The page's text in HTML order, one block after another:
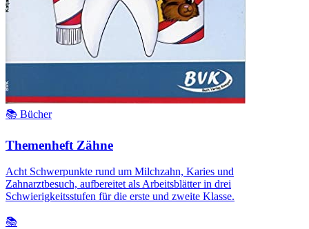
📚 Bücher
Themenheft Zähne
Acht Schwerpunkte rund um Milchzahn, Karies und
Zahnarztbesuch, aufbereitet als Arbeitsblätter in drei
Schwierigkeitsstufen für die erste und zweite Klasse.
📚